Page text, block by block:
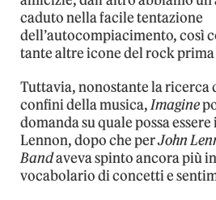
caduto nella facile tentazione
dell’autocompiacimento, così
tante altre icone del rock
Tuttavia, nonostante la ricerca
confini della musica,Imagine
domanda su quale possa
Lennon, dopo che perJohn
Bandaveva spinto ancora più
vocabolario di concetti e